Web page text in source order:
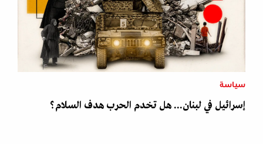
سياسة
إسرائيل في لبنان... هل تخدم الحرب هدف السلام؟